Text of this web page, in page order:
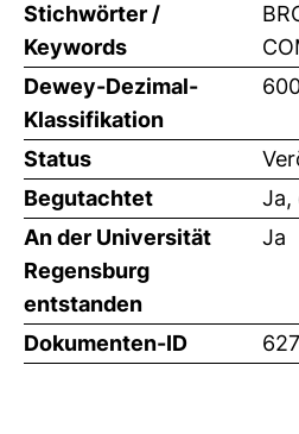
Stichwörter /
Keywords
Dewey-Dezimal-
Klassifikation
Status
Begutachtet
Ja,
An der Universität
Regensburg
entstanden
Ja
Dokumenten-ID